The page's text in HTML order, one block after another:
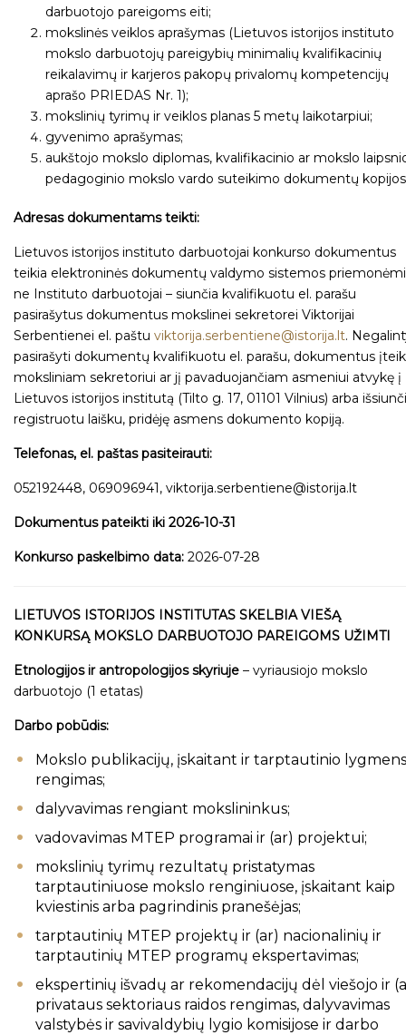
darbuotojo pareigoms eiti;
mokslinės veiklos aprašymas (Lietuvos istorijos instituto
mokslo darbuotojų pareigybių minimalių kvalifikacinių
reikalavimų ir karjeros pakopų privalomų kompetencijų
aprašo PRIEDAS Nr. 1);
mokslinių tyrimų ir veiklos planas 5 metų laikotarpiui;
gyvenimo aprašymas;
aukštojo mokslo diplomas, kvalifikacinio ar mokslo
pedagoginio mokslo vardo suteikimo dokumentų
Adresas dokumentams teikti:
Lietuvos istorijos instituto darbuotojai konkurso dokumentus
teikia elektroninės dokumentų valdymo sistemos
ne Instituto darbuotojai – siunčia kvalifikuotu el. parašu
pasirašytus dokumentus mokslinei sekretorei Viktorijai
Serbentienei el. paštu viktorija.serbentiene@istorija.lt.
pasirašyti dokumentų kvalifikuotu el. parašu, dokumentus
moksliniam sekretoriui ar jį pavaduojančiam asmeniui atvykę į
Lietuvos istorijos institutą (Tilto g. 17, 01101 Vilnius) arba
registruotu laišku, pridėję asmens dokumento kopiją.
Telefonas, el. paštas pasiteirauti:
052192448, 069096941, viktorija.serbentiene@istorija.lt
Dokumentus pateikti iki 2026-10-31
Konkurso paskelbimo data: 2026-07-28
LIETUVOS ISTORIJOS INSTITUTAS SKELBIA VIEŠĄ
KONKURSĄ MOKSLO DARBUOTOJO PAREIGOMS UŽIMTI
Etnologijos ir antropologijos skyriuje – vyriausiojo mokslo
darbuotojo (1 etatas)
Darbo pobūdis:
Mokslo publikacijų, įskaitant ir tarptautinio
rengimas;
dalyvavimas rengiant mokslininkus;
vadovavimas MTEP programai ir (ar) projektui;
mokslinių tyrimų rezultatų pristatymas
tarptautiniuose mokslo renginiuose, įskaitant kaip
kviestinis arba pagrindinis pranešėjas;
tarptautinių MTEP projektų ir (ar) nacionalinių ir
tarptautinių MTEP programų ekspertavimas;
ekspertinių išvadų ar rekomendacijų dėl viešojo ir
privataus sektoriaus raidos rengimas, dalyvavimas
valstybės ir savivaldybių lygio komisijose ir darbo